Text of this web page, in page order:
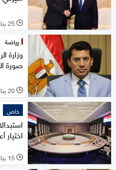
l 25 يناير 2026
رياضة
وزارة
صورة
l 20 يناير 2026
خاص
اختيار
l 15 يناير 2026